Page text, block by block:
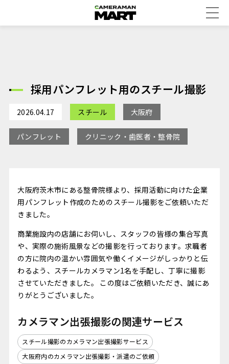
採用パンフレット用のスチール撮影
2026.04.17 スチール 大阪府
パンフレット クリニック・歯医者・整骨院
大阪府茨木市にある整骨院様より、採用活動に向けた企業
用パンフレット作成のためのスチール撮影をご依頼いただ
きました。
商業施設内の店舗にお伺いし、スタッフの皆様の集合写真
や、実際の施術風景などの撮影を行っております。求職者
の方に院内の温かい雰囲気や働くイメージがしっかりと伝
わるよう、スチールカメラマン1名を手配し、丁寧に撮影
させていただきました。 この度はご依頼いただき、誠にあ
りがとうございました。
カメラマン出張撮影の関連サービス
スチール撮影のカメラマン出張撮影サービス
大阪府内のカメラマン出張撮影・派遣のご依頼